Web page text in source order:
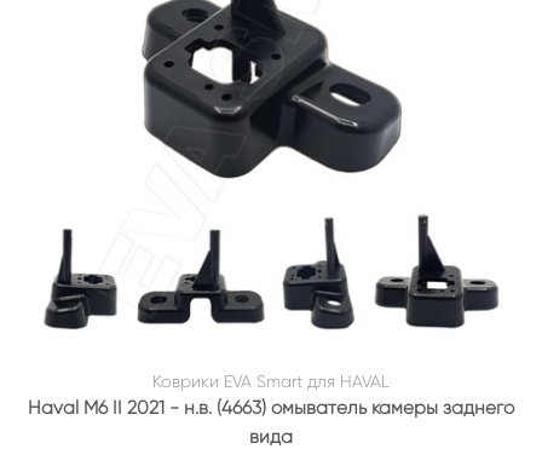
Коврики EVA Smart для HAVAL
Haval M6 II 2021 - н.в. (4663) омыватель камеры заднего
вида